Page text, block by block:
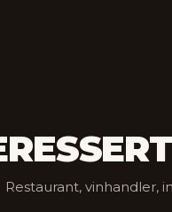
Restaurant, vinhandler,